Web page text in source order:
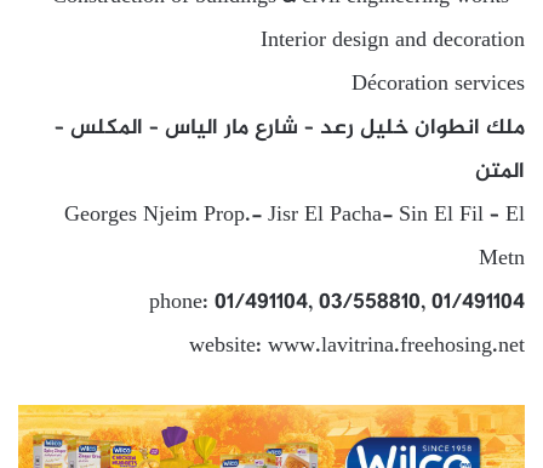
Interior design and decoration
Décoration services
ملك انطوان خليل رعد – شارع مار الياس – المكلس –
المتن
Georges Njeim Prop.- Jisr El Pacha- Sin El Fil – El
Metn
phone: 01/491104, 03/558810, 01/491104
website: www.lavitrina.freehosing.net